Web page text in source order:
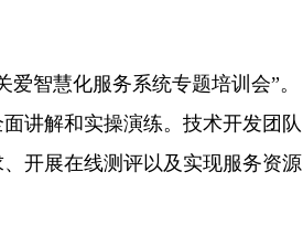
智慧化服务系统专题培训会”。
讲解和实操演练。技术开发团队
开展在线测评以及实现服务资源